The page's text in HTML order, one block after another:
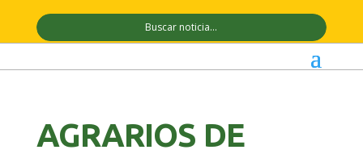
AGRARIOS DE